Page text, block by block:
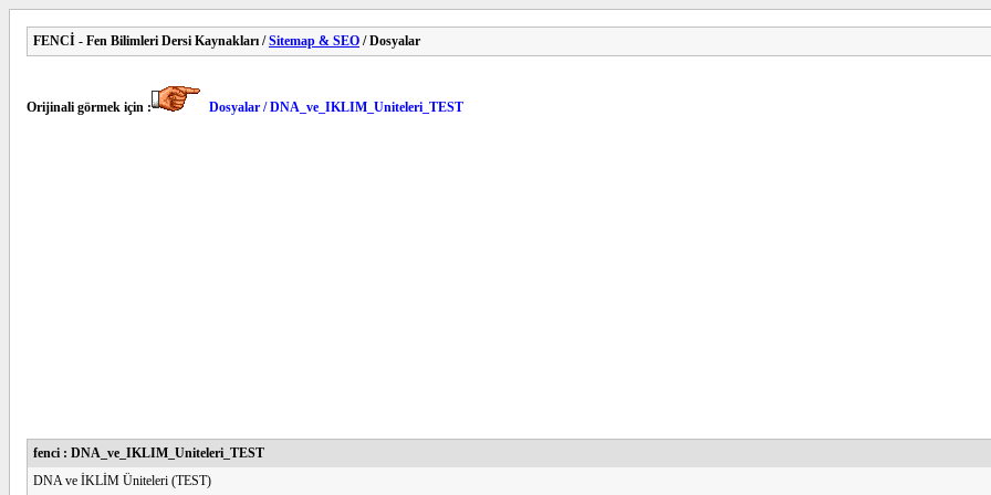
FENCİ - Fen Bilimleri Dersi Kaynakları /Sitemap & SEO / Dosyalar
Orijinali görmek için : Dosyalar / DNA_ve_IKLIM_Uniteleri_TEST
fenci : DNA_ve_IKLIM_Uniteleri_TEST
DNA ve İKLİM Üniteleri (TEST)